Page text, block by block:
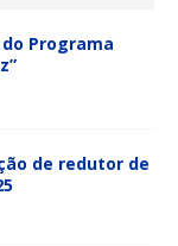
Programa
de redutor de